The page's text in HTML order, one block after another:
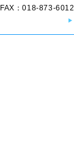
FAX：018-873-6012